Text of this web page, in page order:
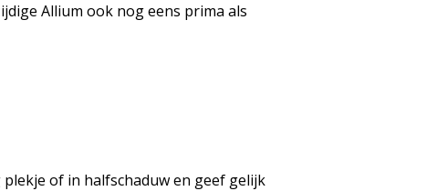
Allium ook nog eens prima als
of in halfschaduw en geef gelijk